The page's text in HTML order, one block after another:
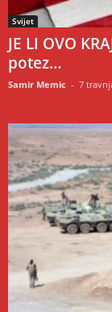
Svijet
JE LI OVO
potez…
Samir Memic - 7